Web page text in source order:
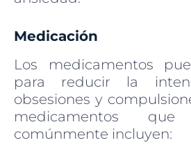
Medicación
Los medicamentos
para reducir la
obsesiones y
medicamentos
comúnmente incluyen: